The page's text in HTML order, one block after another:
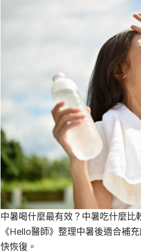
中暑喝什麼最有效？中暑吃什麼比
《Hello醫師》整理中暑後適合補
快恢復。